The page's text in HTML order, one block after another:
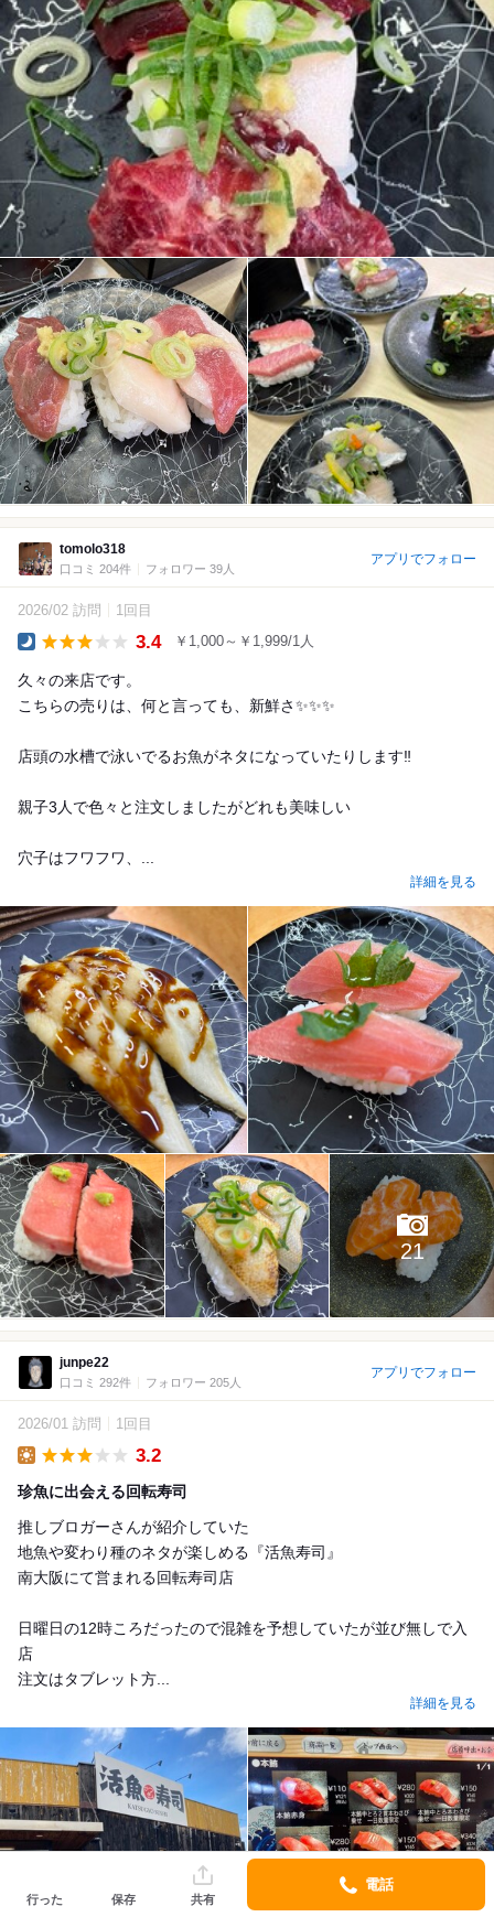
tomolo318
口コミ 204件 フォロワー 39人
アプリでフォロー
2026/02 訪問 1回目
3.4 ￥1,000～￥1,999/1人
久々の来店です。
こちらの売りは、何と言っても、新鮮さ✨✨✨
店頭の水槽で泳いでるお魚がネタになっていたりします‼️
親子3人で色々と注文しましたがどれも美味しい
穴子はフワフワ、...
詳細を見る
21
junpe22
口コミ 292件 フォロワー 205人
アプリでフォロー
2026/01 訪問 1回目
3.2
珍魚に出会える回転寿司
推しブロガーさんが紹介していた
地魚や変わり種のネタが楽しめる『活魚寿司』
南大阪にて営まれる回転寿司店
日曜日の12時ころだったので混雑を予想していたが並び無しで入
店
注文はタブレット方...
詳細を見る
行った 保存 共有
電話